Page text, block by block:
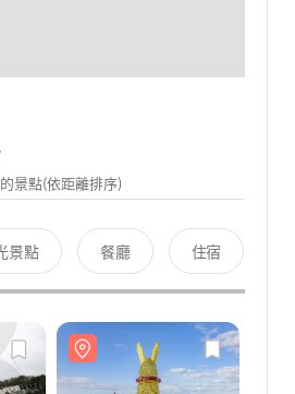
景點(依距離排序)
景點 餐廳 住宿